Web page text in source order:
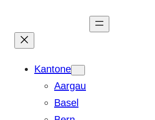
Kantone
Aargau
Basel